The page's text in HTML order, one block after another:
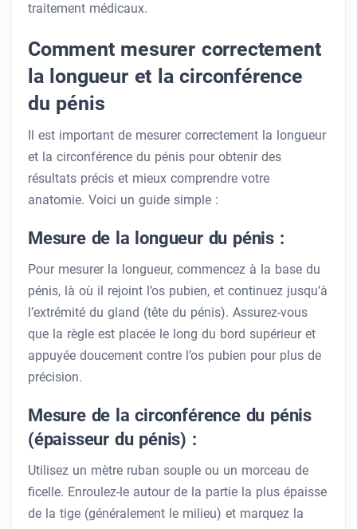
traitement médicaux.
Comment mesurer correctement
la longueur et la circonférence
du pénis
Il est important de mesurer correctement la longueur
et la circonférence du pénis pour obtenir des
résultats précis et mieux comprendre votre
anatomie. Voici un guide simple :
Mesure de la longueur du pénis :
Pour mesurer la longueur, commencez à la base du
pénis, là où il rejoint l’os pubien, et continuez jusqu’à
l’extrémité du gland (tête du pénis). Assurez-vous
que la règle est placée le long du bord supérieur et
appuyée doucement contre l’os pubien pour plus de
précision.
Mesure de la circonférence du pénis
(épaisseur du pénis) :
Utilisez un mètre ruban souple ou un morceau de
ficelle. Enroulez-le autour de la partie la plus épaisse
de la tige (généralement le milieu) et marquez la